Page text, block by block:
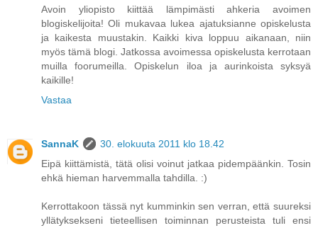
Avoin yliopisto kiittää lämpimästi ahkeria avoimen
blogiskelijoita! Oli mukavaa lukea ajatuksianne opiskelusta
ja kaikesta muustakin. Kaikki kiva loppuu aikanaan, niin
myös tämä blogi. Jatkossa avoimessa opiskelusta kerrotaan
muilla foorumeilla. Opiskelun iloa ja aurinkoista syksyä
kaikille!
Vastaa
SannaK
30. elokuuta 2011 klo 18.42
Eipä kiittämistä, tätä olisi voinut jatkaa pidempäänkin. Tosin
ehkä hieman harvemmalla tahdilla. :)
Kerrottakoon tässä nyt kumminkin sen verran, että suureksi
yllätyksekseni tieteellisen toiminnan perusteista tuli ensi